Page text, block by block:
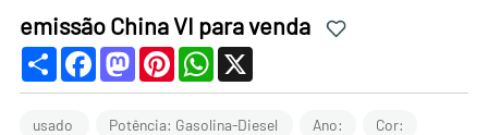
emissão China VI para venda
ShareFacebookMastodonPinterestWhatsApp
X
usado Potência: Gasolina-Diesel Ano: Cor: